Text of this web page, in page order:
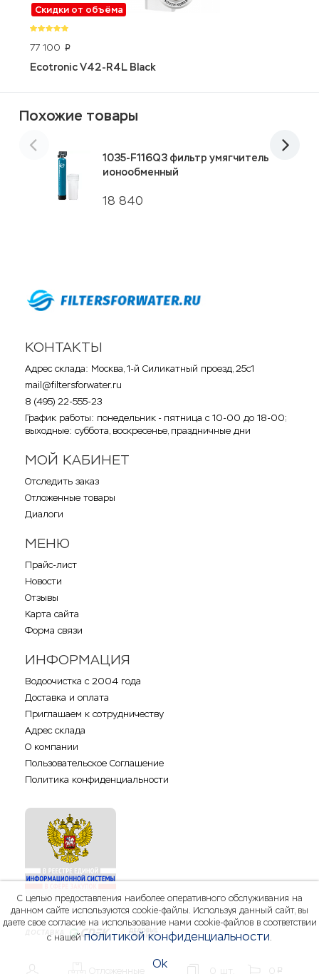
Отложенные 0 шт. шт. p
Скидки от объёма
77 100 p
Ecotronic V42-R4L Black
Похожие товары
18 840
1035-F116Q3 фильтр умягчитель
ионообменный
КОНТАКТЫ
Адрес склада: Москва, 1-й Силикатный проезд, 25с1
mail@filtersforwater.ru
8 (495) 22-555-23
График работы: понедельник - пятница с 10-00 до 18-00;
выходные: суббота, воскресенье, праздничные дни
МОЙ КАБИНЕТ
Отследить заказ
Отложенные товары
Диалоги
МЕНЮ
Прайс-лист
Новости
Отзывы
Карта сайта
Форма связи
ИНФОРМАЦИЯ
Водоочистка с 2004 года
Доставка и оплата
Приглашаем к сотрудничеству
Адрес склада
О компании
Пользовательское Соглашение
Политика конфиденциальности
С целью предоставления наиболее оперативного обслуживания на
данном сайте используются cookie-файлы. Используя данный сайт, вы
даете свое согласие на использование нами cookie-файлов в соответствии
с нашейполитикой конфиденциальности.
Ok